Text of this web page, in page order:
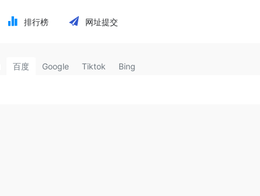
排行榜 网址提交
百度 Google Tiktok Bing